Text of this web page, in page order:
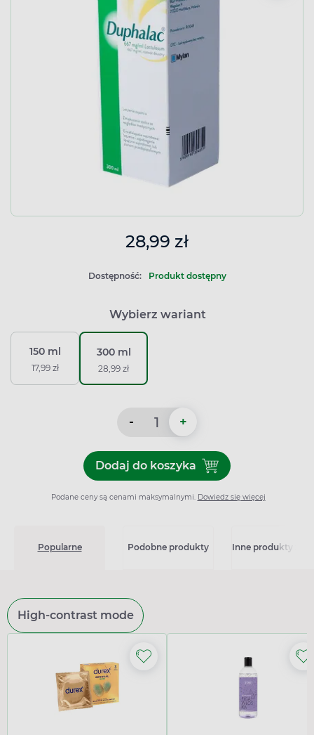
28,99 zł
Dostępność: Produkt dostępny
Wybierz wariant
150 ml
17,99 zł
300 ml
28,99 zł
- +
Dodaj do koszykaDodaj do koszyka
Podane ceny są cenami maksymalnymi. Dowiedz się więcej
Popularne Podobne produkty Inne produkty z
High-contrast mode